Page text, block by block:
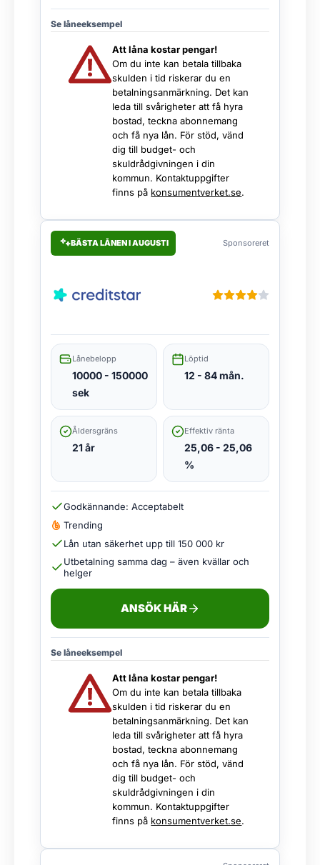
Se låneeksempel
Att låna kostar pengar!
Om du inte kan betala tillbaka
skulden i tid riskerar du en
betalningsanmärkning. Det kan
leda till svårigheter att få hyra
bostad, teckna abonnemang
och få nya lån. För stöd, vänd
dig till budget- och
skuldrådgivningen i din
kommun. Kontaktuppgifter
finns på konsumentverket.se.
BÄSTA LÅNEN I AUGUSTI Sponsoreret
Lånebelopp
10000 - 150000
sek
Löptid
12 - 84 mån.
Åldersgräns
21 år
Effektiv ränta
25,06 - 25,06
%
Godkännande: Acceptabelt
Trending
Lån utan säkerhet upp till 150 000 kr
Utbetalning samma dag – även kvällar och
helger
ANSÖK HÄR
Se låneeksempel
Att låna kostar pengar!
Om du inte kan betala tillbaka
skulden i tid riskerar du en
betalningsanmärkning. Det kan
leda till svårigheter att få hyra
bostad, teckna abonnemang
och få nya lån. För stöd, vänd
dig till budget- och
skuldrådgivningen i din
kommun. Kontaktuppgifter
finns på konsumentverket.se.